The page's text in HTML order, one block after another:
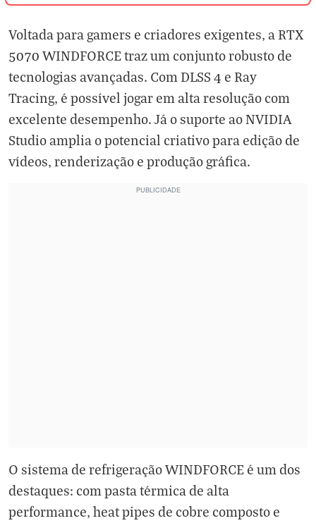
Voltada para gamers e criadores exigentes, a RTX
5070 WINDFORCE traz um conjunto robusto de
tecnologias avançadas. Com DLSS 4 e Ray
Tracing, é possível jogar em alta resolução com
excelente desempenho. Já o suporte ao NVIDIA
Studio amplia o potencial criativo para edição de
vídeos, renderização e produção gráfica.
O sistema de refrigeração WINDFORCE é um dos
destaques: com pasta térmica de alta
performance, heat pipes de cobre composto e